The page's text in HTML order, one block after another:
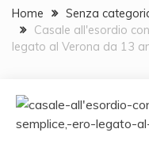
Home
Senza
Casale all'esordio
legato al Verona da 13